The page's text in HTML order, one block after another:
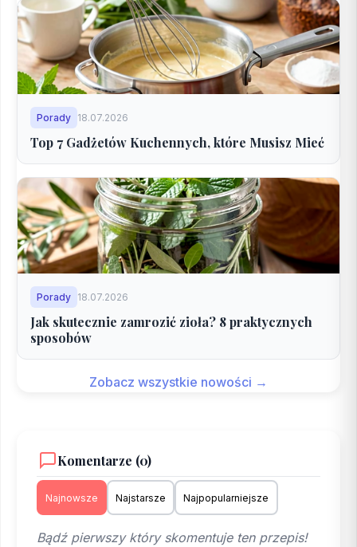
Porady 18.07.2026
Top 7 Gadżetów Kuchennych, które Musisz Mieć
Porady 18.07.2026
Jak skutecznie zamrozić zioła? 8 praktycznych
sposobów
Zobacz wszystkie nowości →
Komentarze (0)
Najnowsze Najstarsze Najpopularniejsze
Bądź pierwszy który skomentuje ten przepis!